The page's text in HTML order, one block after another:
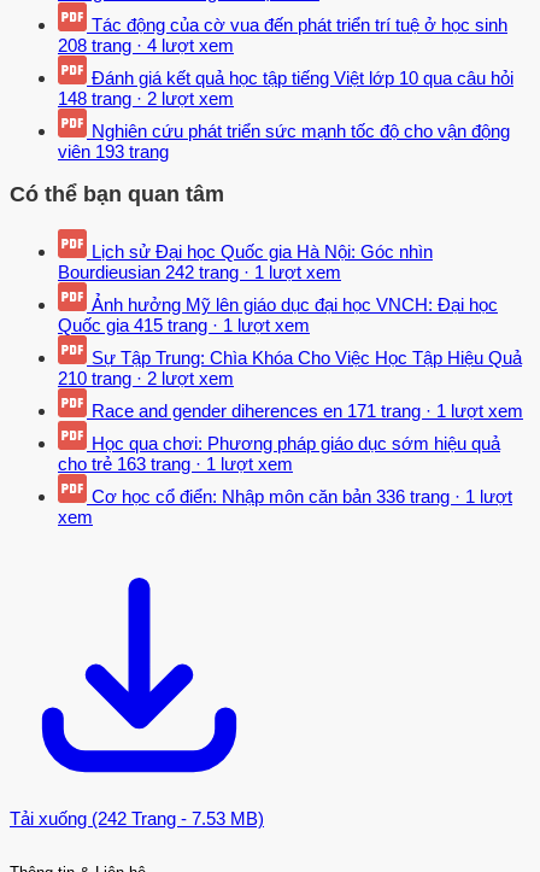
Tác động của cờ vua đến phát triển trí tuệ ở học sinh
208 trang · 4 lượt xem
Đánh giá kết quả học tập tiếng Việt lớp 10 qua câu hỏi
148 trang · 2 lượt xem
Nghiên cứu phát triển sức mạnh tốc độ cho vận động
viên 193 trang
Có thể bạn quan tâm
Lịch sử Đại học Quốc gia Hà Nội: Góc nhìn
Bourdieusian 242 trang · 1 lượt xem
Ảnh hưởng Mỹ lên giáo dục đại học VNCH: Đại học
Quốc gia 415 trang · 1 lượt xem
Sự Tập Trung: Chìa Khóa Cho Việc Học Tập Hiệu Quả
210 trang · 2 lượt xem
Race and gender diherences en 171 trang · 1 lượt xem
Học qua chơi: Phương pháp giáo dục sớm hiệu quả
cho trẻ 163 trang · 1 lượt xem
Cơ học cổ điển: Nhập môn căn bản 336 trang · 1 lượt
xem
Tải xuống (242 Trang - 7.53 MB)